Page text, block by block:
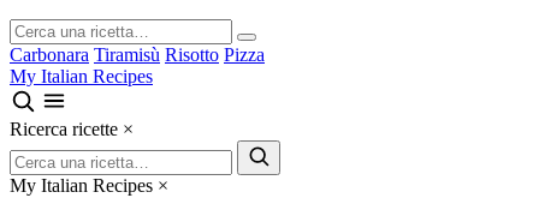
Carbonara Tiramisù Risotto Pizza
My Italian Recipes
Ricerca ricette ×
My Italian Recipes ×